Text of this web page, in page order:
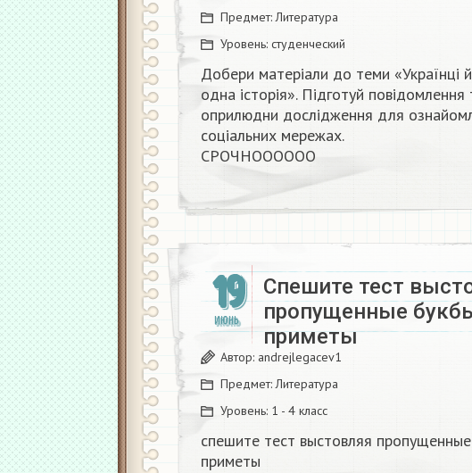
Предмет:Литература
Уровень: студенческий
Добери матеріали до теми «Українці
одна iсторiя». Підготуй повідомлення
оприлюдни дослідження для
соціальних мережах.
СРОЧНОООООО​
19
ИЮНЬ
Спешите тест
пропущенные
приметы​
Автор: andrejlegacev1
Предмет:Литература
Уровень: 1 - 4 класс
спешите тест выстовляя
приметы​